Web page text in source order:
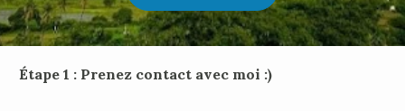
Étape 1 : Prenez contact avec moi :)